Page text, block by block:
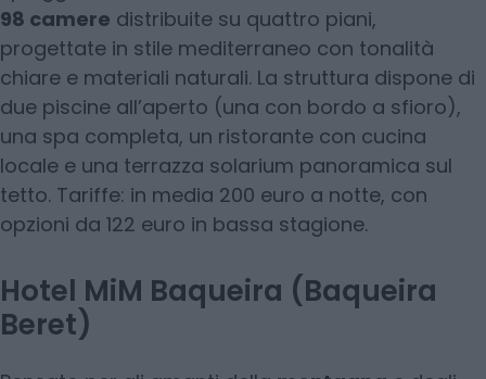
98 camere distribuite su quattro piani,
progettate in stile mediterraneo con tonalità
chiare e materiali naturali. La struttura dispone di
due piscine all’aperto (una con bordo a sfioro),
una spa completa, un ristorante con cucina
locale e una terrazza solarium panoramica sul
tetto. Tariffe: in media 200 euro a notte, con
opzioni da 122 euro in bassa stagione.
Hotel MiM Baqueira (Baqueira
Beret)